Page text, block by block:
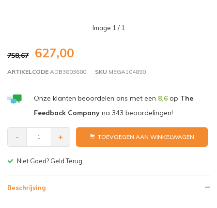
Image 1 / 1
758,67 627,00
ARTIKELCODE ADB3803680 SKU MEGA104890
Onze klanten beoordelen ons met een 8,6op The
Feedback Companyna 343 beoordelingen!
- + TOEVOEGEN AAN WINKELWAGEN
Gratis bezorgen v.a. € 150,-(NL)
Beschrijving